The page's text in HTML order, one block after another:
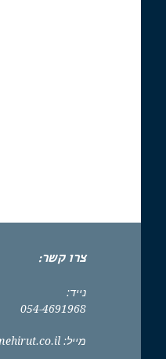
צרו קשר:
נייד:
054-4691968
מייל: